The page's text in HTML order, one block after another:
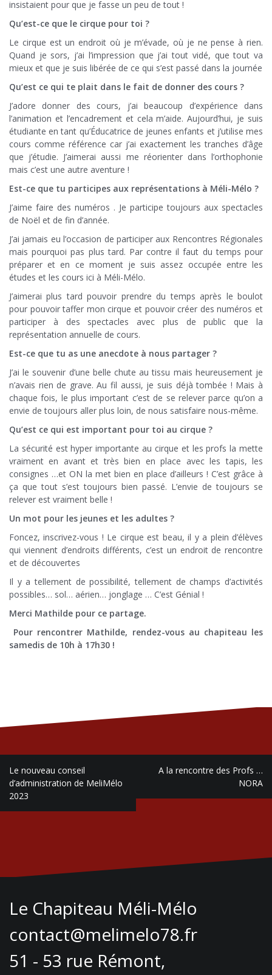
insistaient pour que je fasse un peu de tout !
Qu’est-ce que le cirque pour toi ?
Le cirque est un endroit où je m’évade, où je ne pense à rien.
Quand je sors, j’ai l’impression que j’ai tout vidé, que tout va
mieux et que je suis libérée de ce qui s’est passé dans la journée
Qu’est ce qui te plait dans le fait de donner des cours ?
J’adore donner des cours, j’ai beaucoup d’expérience dans
l’animation et l’encadrement et cela m’aide. Aujourd’hui, je suis
étudiante en tant qu’Éducatrice de jeunes enfants et j’utilise mes
cours comme référence car j’ai exactement les tranches d’âge
que j’étudie. J’aimerai aussi me réorienter dans l’orthophonie
mais c’est une autre aventure !
Est-ce que tu participes aux représentations à Méli-Mélo ?
J’aime faire des numéros . Je participe toujours aux spectacles
de Noël et de fin d’année.
J’ai jamais eu l’occasion de participer aux Rencontres Régionales
mais pourquoi pas plus tard. Par contre il faut du temps pour
préparer et en ce moment je suis assez occupée entre les
études et les cours ici à Méli-Mélo.
J’aimerai plus tard pouvoir prendre du temps après le boulot
pour pouvoir taffer mon cirque et pouvoir créer des numéros et
participer à des spectacles avec plus de public que la
représentation annuelle de cours.
Est-ce que tu as une anecdote à nous partager ?
J’ai le souvenir d’une belle chute au tissu mais heureusement je
n’avais rien de grave. Au fil aussi, je suis déjà tombée ! Mais à
chaque fois, le plus important c’est de se relever parce qu’on a
envie de toujours aller plus loin, de nous satisfaire nous-même.
Qu’est ce qui est important pour toi au cirque ?
La sécurité est hyper importante au cirque et les profs la mette
vraiment en avant et très bien en place avec les tapis, les
consignes …et ON la met bien en place d’ailleurs ! C’est grâce à
ça que tout s’est toujours bien passé. L’envie de toujours se
relever est vraiment belle !
Un mot pour les jeunes et les adultes ?
Foncez, inscrivez-vous ! Le cirque est beau, il y a plein d’élèves
qui viennent d’endroits différents, c’est un endroit de rencontre
et de découvertes
Il y a tellement de possibilité, tellement de champs d’activités
possibles… sol… aérien… jonglage … C’est Génial !
Merci Mathilde pour ce partage.
Pour rencontrer Mathilde, rendez-vous au chapiteau les
samedis de 10h à 17h30 !
Navigation
de
l’article
Le nouveau conseil
d’administration de MeliMélo
2023
A la rencontre des Profs …
NORA
Le Chapiteau Méli-Mélo
contact@melimelo78.fr
51 - 53 rue Rémont,